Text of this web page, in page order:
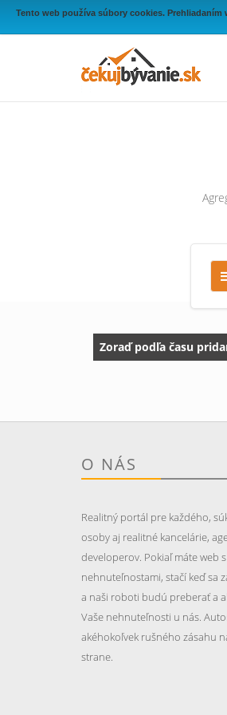
Tento web používa súbory cookies.
Zoraď podľa času
O NÁS
Realitný portál pre každého,
osoby aj realitné kancelárie,
developerov. Pokiaľ máte web s
nehnuteľnostami, stačí keď sa
a naši roboti budú preberať a
Vaše nehnuteľnosti u nás.
akéhokoľvek rušného zásahu
strane.